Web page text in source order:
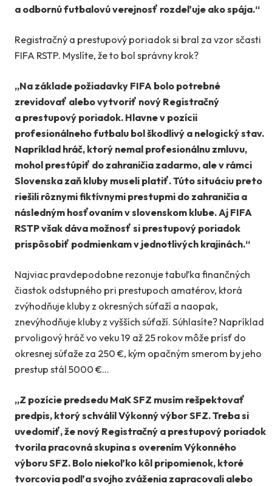
a odbornú futbalovú verejnosť rozdeľuje ako spája.“
Registračný a prestupový poriadok si bral za vzor sčasti
FIFA RSTP. Myslíte, že to bol správny krok?
„Na základe požiadavky FIFA bolo potrebné
zrevidovať alebo vytvoriť nový Registračný
a prestupový poriadok. Hlavne v pozícii
profesionálneho futbalu bol škodlivý a nelogický stav.
Napríklad hráč, ktorý nemal profesionálnu zmluvu,
mohol prestúpiť do zahraničia zadarmo, ale v rámci
Slovenska zaň kluby museli platiť. Túto situáciu preto
riešili rôznymi fiktívnymi prestupmi do zahraničia a
následným hosťovaním v slovenskom klube. Aj FIFA
RSTP však dáva možnosť si prestupový poriadok
prispôsobiť podmienkam v jednotlivých krajinách.“
Najviac pravdepodobne rezonuje tabuľka finančných
čiastok odstupného pri prestupoch amatérov, ktorá
zvýhodňuje kluby z okresných súťaží a naopak,
znevýhodňuje kluby z vyšších súťaží. Súhlasíte? Napríklad
prvoligový hráč vo veku 19 až 25 rokov môže prísť do
okresnej súťaže za 250 €, kým opačným smerom by jeho
prestup stál 5000 €…
„Z pozície predsedu MaK SFZ musím rešpektovať
predpis, ktorý schválil Výkonný výbor SFZ. Treba si
uvedomiť, že nový Registračný a prestupový poriadok
tvorila pracovná skupina s overením Výkonného
výboru SFZ. Bolo niekoľko kôl pripomienok, ktoré
tvorcovia podľa svojho zváženia zapracovali alebo